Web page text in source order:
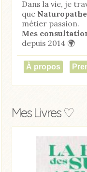
Dans la vie, je
que Naturopathe
métier passion.
Mes
depuis 2014 🌍
À propos
Mes Livres ♡